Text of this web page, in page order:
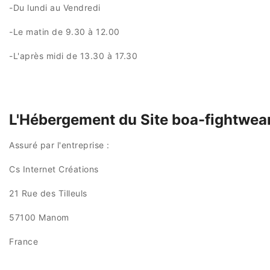
-Du lundi au Vendredi
-Le matin de 9.30 à 12.00
-L'après midi de 13.30 à 17.30
L'Hébergement du Site boa-
Assuré par l'entreprise :
Cs Internet Créations
21 Rue des Tilleuls
57100 Manom
France